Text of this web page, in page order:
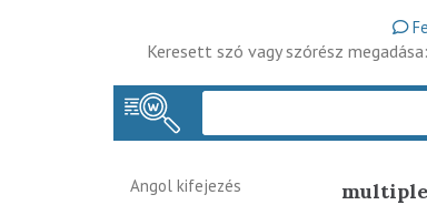
Keresett szó vagy szórész megadása:
Angol kifejezés